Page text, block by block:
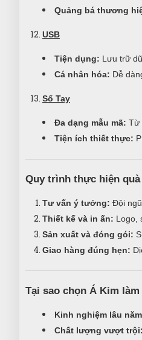
Quảng bá thương
USB
Tiện dụng: Lưu trữ
Cá nhân hóa: Dễ
Sổ Tay
Đa dạng mẫu mã: Từ
Tiện ích thiết thực:
Quy trình thực hiện
Tư vấn ý tưởng: Đội
Thiết kế và in ấn: Logo,
Sản xuất và đóng gói:
Giao hàng đúng hẹn:
Tại sao chọn Á Kim
Kinh nghiệm lâu
Chất lượng vượt trội: